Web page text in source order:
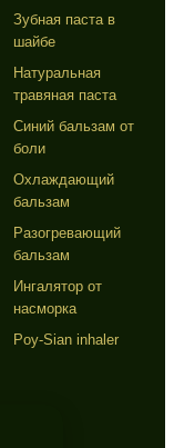
Зубная паста в
шайбе
Натуральная
травяная паста
Синий бальзам от
боли
Охлаждающий
бальзам
Разогревающий
бальзам
Ингалятор от
насморка
Poy-Sian inhaler